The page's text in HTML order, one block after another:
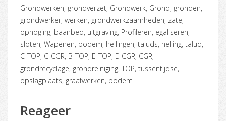
Grondwerken, grondverzet, Grondwerk, Grond, gronden,
grondwerker, werken, grondwerkzaamheden, zate,
ophoging, baanbed, uitgraving, Profileren, egaliseren,
sloten, Wapenen, bodem, hellingen, taluds, helling, talud,
C-TOP, C-CGR, B-TOP, E-TOP, E-CGR, CGR,
grondrecyclage, grondreiniging, TOP, tussentijdse,
opslagplaats, graafwerken, bodem
Reageer